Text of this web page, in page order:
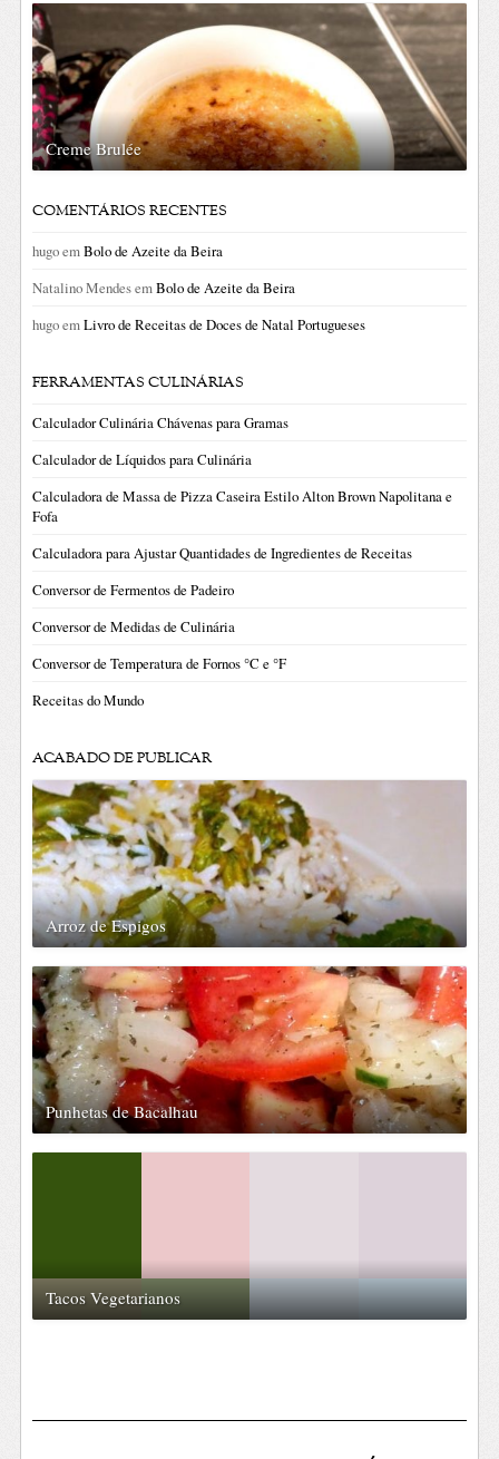
Creme Brulée
COMENTÁRIOS RECENTES
hugoemBolo de Azeite da Beira
Natalino MendesemBolo de Azeite da Beira
hugoemLivro de Receitas de Doces de Natal Portugueses
FERRAMENTAS CULINÁRIAS
Calculador Culinária Chávenas para Gramas
Calculador de Líquidos para Culinária
Calculadora de Massa de Pizza Caseira Estilo Alton Brown Napolitana e
Fofa
Calculadora para Ajustar Quantidades de Ingredientes de Receitas
Conversor de Fermentos de Padeiro
Conversor de Medidas de Culinária
Conversor de Temperatura de Fornos °C e °F
Receitas do Mundo
ACABADO DE PUBLICAR
Arroz de Espigos
Punhetas de Bacalhau
Tacos Vegetarianos